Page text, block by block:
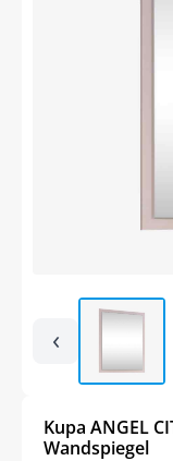
‹
Kupa ANGEL
Wandspiegel